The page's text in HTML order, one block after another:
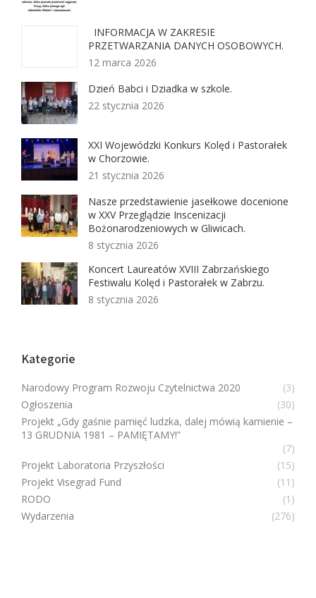
INFORMACJA W ZAKRESIE
PRZETWARZANIA DANYCH OSOBOWYCH.
12 marca 2026
Dzień Babci i Dziadka w szkole.
22 stycznia 2026
XXI Wojewódzki Konkurs Kolęd i Pastorałek
w Chorzowie.
21 stycznia 2026
Nasze przedstawienie jasełkowe docenione
w XXV Przeglądzie Inscenizacji
Bożonarodzeniowych w Gliwicach.
8 stycznia 2026
Koncert Laureatów XVIII Zabrzańskiego
Festiwalu Kolęd i Pastorałek w Zabrzu.
8 stycznia 2026
Kategorie
Narodowy Program Rozwoju Czytelnictwa 2020
(3)
Ogłoszenia
(30)
Projekt „Gdy gaśnie pamięć ludzka, dalej mówią kamienie –
13 GRUDNIA 1981 – PAMIĘTAMY!”
(7)
Projekt Laboratoria Przyszłości
(15)
Projekt Visegrad Fund
(11)
RODO
(1)
Wydarzenia
(276)